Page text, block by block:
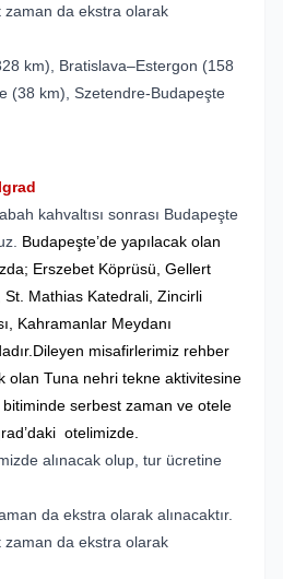
zaman da ekstra olarak
km), Bratislava–Estergon (158
(38 km), Szetendre-Budapeşte
kahvaltısı sonrası Budapeşte
Budapeşte’de yapılacak olan
Erszebet Köprüsü, Gellert
St. Mathias Katedrali, Zincirli
Kahramanlar Meydanı
misafirlerimiz rehber
olan Tuna nehri tekne aktivitesine
bitiminde serbest zaman ve otele
otelimizde.
alınacak olup, tur ücretine
da ekstra olarak alınacaktır.
zaman da ekstra olarak